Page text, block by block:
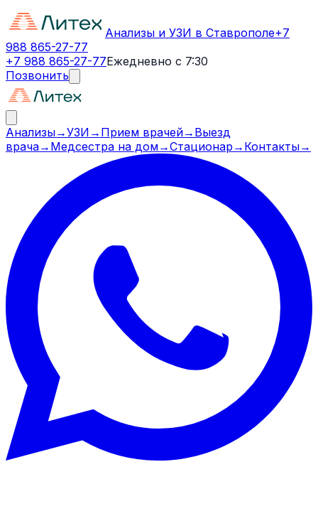
Анализы и УЗИ в Ставрополе+7
988 865-27-77
+7 988 865-27-77Ежедневно с 7:30
Позвонить
Анализы→УЗИ → Прием врачей→ Выезд
врача→ Медсестра на дом→Стационар → Контакты→